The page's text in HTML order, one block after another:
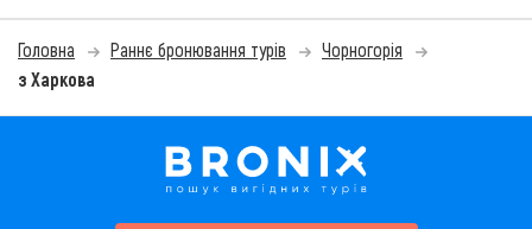
Головна Раннє бронювання турів
Чорногорія
з Харкова